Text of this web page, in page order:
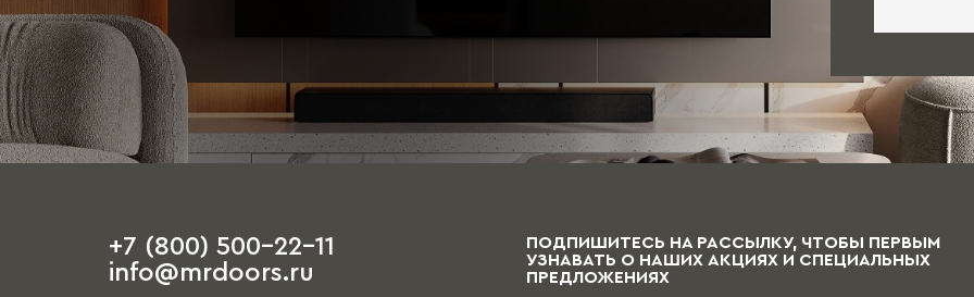
+7 (800) 500-22-11
info@mrdoors.ru
ПОДПИШИТЕСЬ НА РАССЫЛКУ, ЧТОБЫ ПЕРВЫМ
УЗНАВАТЬ О НАШИХ АКЦИЯХ И СПЕЦИАЛЬНЫХ
ПРЕДЛОЖЕНИЯХ